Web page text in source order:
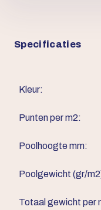
Specificaties
Kleur:
Punten per m2:
Poolhoogte mm:
Poolgewicht (gr/
Totaal gewicht per